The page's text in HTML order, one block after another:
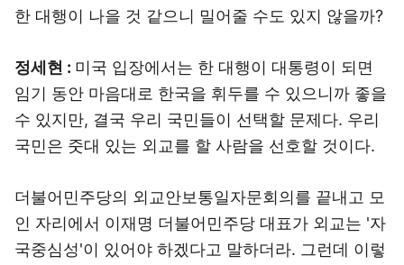
한 대행이 나을 것 같으니 밀어줄 수도 있지 않을까?
정세현 : 미국 입장에서는 한 대행이 대통령이 되면
임기 동안 마음대로 한국을 휘두를 수 있으니까 좋을
수 있지만, 결국 우리 국민들이 선택할 문제다. 우리
국민은 줏대 있는 외교를 할 사람을 선호할 것이다.
더불어민주당의 외교안보통일자문회의를 끝내고 모
인 자리에서 이재명 더불어민주당 대표가 외교는 '자
국중심성'이 있어야 하겠다고 말하더라. 그런데 이렇